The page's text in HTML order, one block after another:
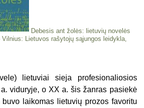
Debesis ant žolės: lietuvių novelės
Lie­tuvos rašytojų sąjungos leidykla,
lietuviai sieja profesionaliosios
viduryje, o XX a. šis žanras pasiekė
laikomas lietuvių prozos favoritu